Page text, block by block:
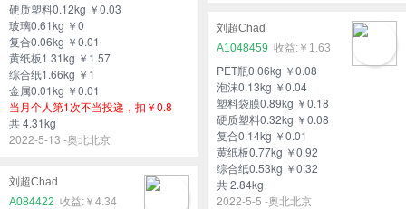
硬质塑料0.12kg ￥0.03
玻璃0.61kg ￥0
复合0.06kg ￥0.01
黄纸板1.31kg ￥1.57
综合纸1.66kg ￥1
金属0.01kg ￥0.01
当月个人第1次不当投递，扣￥0.8
共 4.31kg
2022-5-13 -奥北北京
刘超Chad
A1048459
￥1.63
PET瓶0.06kg ￥0.08
泡沫0.13kg ￥0.04
塑料袋膜0.89kg ￥0.18
硬质塑料0.32kg ￥0.08
复合0.14kg ￥0.01
黄纸板0.77kg ￥0.92
综合纸0.53kg ￥0.32
共 2.84kg
2022-5-5 -奥北北京
刘超Chad
A084422
￥4.34